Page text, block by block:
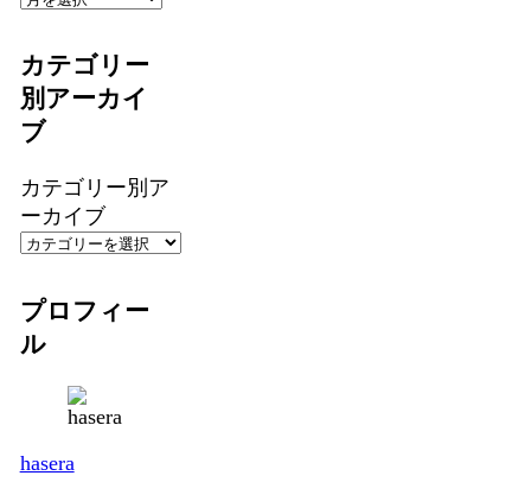
カテゴリー
別アーカイ
ブ
カテゴリー別ア
ーカイブ
プロフィー
ル
hasera